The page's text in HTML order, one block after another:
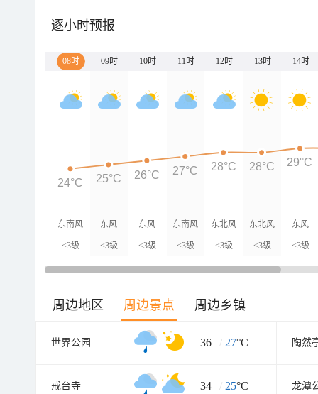
逐小时预报
08时 09时 10时 11时 12时 13时 14时
东南风
<3级
东风
<3级
东风
<3级
东南风
<3级
东北风
<3级
东北风
<3级
东风
<3级
24°C 25°C 26°C 27°C 28°C 28°C 29°C
周边地区 周边景点 周边乡镇
世界公园 36 / 27°C 陶然
戒台寺 34 / 25°C 龙潭